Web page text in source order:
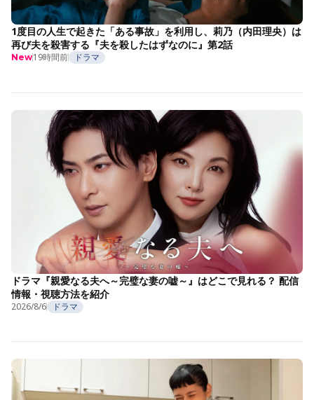
1度目の人生で起きた「ある事故」を利用し、莉乃（内田理央）は
再び夫を殺害する『夫を殺したはずなのに』第2話
New19時間前 ドラマ
ドラマ『親愛なる夫へ～完璧な妻の嘘～』はどこで見れる？ 配信
情報・視聴方法を紹介
2026/8/6 ドラマ